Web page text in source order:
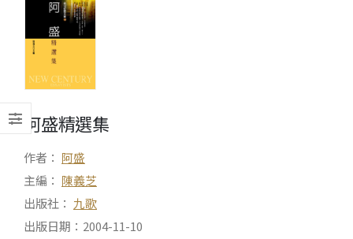
阿盛精選集
作者： 阿盛
主編： 陳義芝
出版社： 九歌
出版日期：2004-11-10